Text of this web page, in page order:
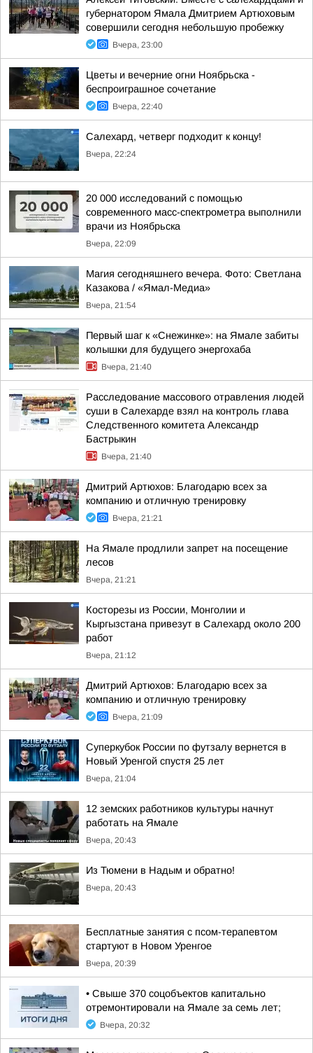
губернатором Ямала Дмитрием Артюховым
совершили сегодня небольшую пробежку
Вчера, 23:00
Цветы и вечерние огни Ноябрьска -
беспроиграшное сочетание
Вчера, 22:40
Салехард, четверг подходит к концу!
Вчера, 22:24
20 000 исследований с помощью
современного масс-спектрометра выполнили
врачи из Ноябрьска
Вчера, 22:09
Магия сегодняшнего вечера. Фото: Светлана
Казакова / «Ямал-Медиа»
Вчера, 21:54
Первый шаг к «Снежинке»: на Ямале забиты
колышки для будущего энергохаба
Вчера, 21:40
Расследование массового отравления людей
суши в Салехарде взял на контроль глава
Следственного комитета Александр
Бастрыкин
Вчера, 21:40
Дмитрий Артюхов: Благодарю всех за
компанию и отличную тренировку
Вчера, 21:21
На Ямале продлили запрет на посещение
лесов
Вчера, 21:21
Косторезы из России, Монголии и
Кыргызстана привезут в Салехард около 200
работ
Вчера, 21:12
Дмитрий Артюхов: Благодарю всех за
компанию и отличную тренировку
Вчера, 21:09
Суперкубок России по футзалу вернется в
Новый Уренгой спустя 25 лет
Вчера, 21:04
12 земских работников культуры начнут
работать на Ямале
Вчера, 20:43
Из Тюмени в Надым и обратно!
Вчера, 20:43
Бесплатные занятия с псом-терапевтом
стартуют в Новом Уренгое
Вчера, 20:39
• Свыше 370 соцобъектов капитально
отремонтировали на Ямале за семь лет;
Вчера, 20:32